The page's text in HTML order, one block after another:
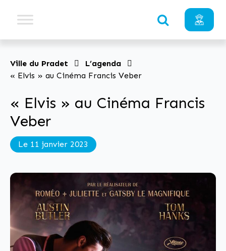
Ville du Pradet
L’agenda
« Elvis » au Cinéma Francis Veber
« Elvis » au Cinéma Francis
Veber
Le 11 janvier 2023